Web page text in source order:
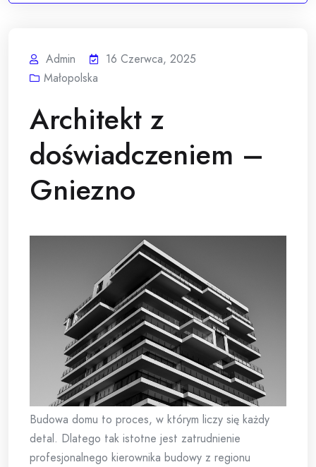
Admin
16 Czerwca, 2025
Małopolska
Architekt z
doświadczeniem –
Gniezno
Budowa domu to proces, w którym liczy się każdy
detal. Dlatego tak istotne jest zatrudnienie
profesjonalnego kierownika budowy z regionu